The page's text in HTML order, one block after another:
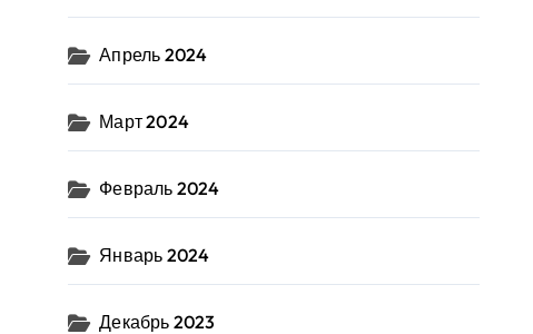
Апрель 2024
Март 2024
Февраль 2024
Январь 2024
Декабрь 2023